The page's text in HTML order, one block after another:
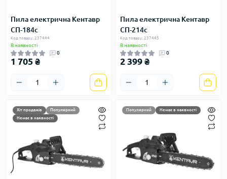
Пила електрична Кентавр
СП-184c
Код товару: 237444
В наявності
0
1 705 ₴
Пила електрична Кентавр
СП-214c
Код товару: 237445
В наявності
0
2 399 ₴
Хіт продажів
Популярний
Немає в наявності
Популярний Немає в наявності